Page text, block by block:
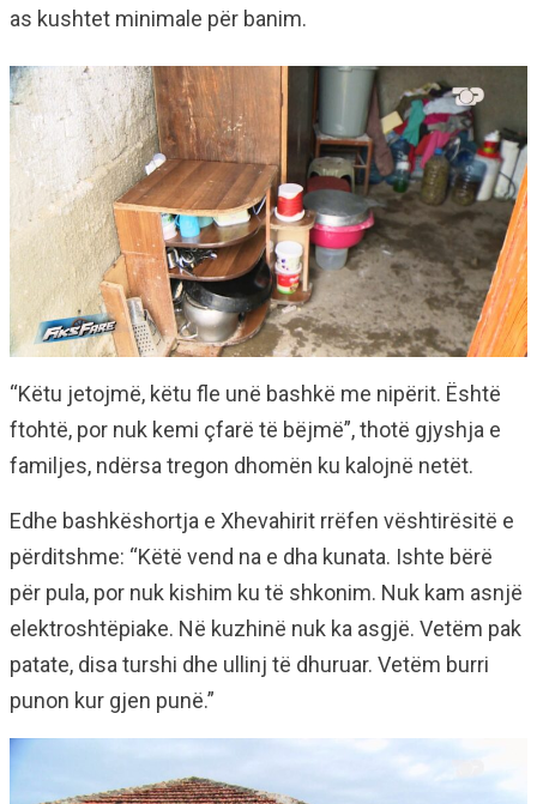
as kushtet minimale për banim.
“Këtu jetojmë, këtu fle unë bashkë me nipërit. Është
ftohtë, por nuk kemi çfarë të bëjmë”, thotë gjyshja e
familjes, ndërsa tregon dhomën ku kalojnë netët.
Edhe bashkëshortja e Xhevahirit rrëfen vështirësitë e
përditshme: “Këtë vend na e dha kunata. Ishte bërë
për pula, por nuk kishim ku të shkonim. Nuk kam asnjë
elektroshtëpiake. Në kuzhinë nuk ka asgjë. Vetëm pak
patate, disa turshi dhe ullinj të dhuruar. Vetëm burri
punon kur gjen punë.”